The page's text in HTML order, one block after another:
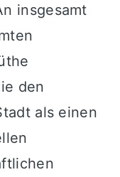
insgesamt
den
als einen